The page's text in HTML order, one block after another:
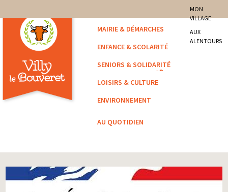
Villy-le-Bouveret
MON
VILLAGE
AUX
ALENTOURS
MAIRIE & DÉMARCHES
ENFANCE & SCOLARITÉ
SENIORS & SOLIDARITÉ
LOISIRS & CULTURE
ENVIRONNEMENT
AU QUOTIDIEN
Vous êtes ici : /Archivé/ Info – Consulat générale de France à Genève